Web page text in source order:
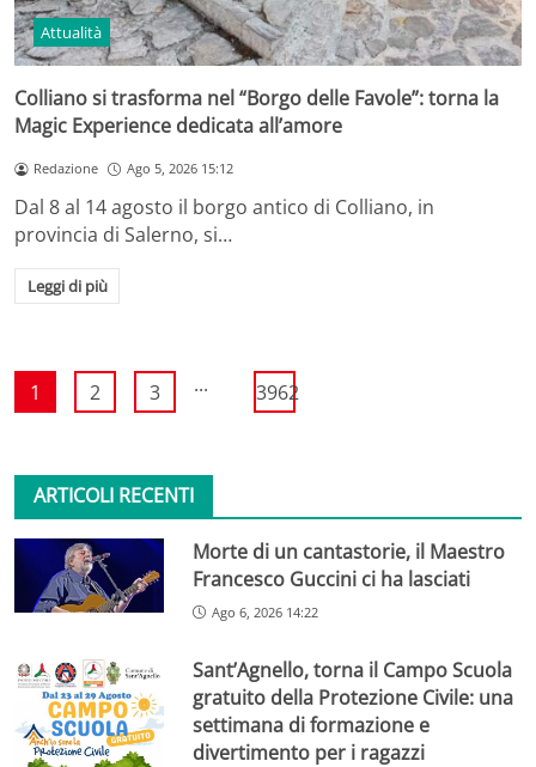
Attualità
Colliano si trasforma nel “Borgo delle Favole”: torna la
Magic Experience dedicata all’amore
Redazione Ago 5, 2026 15:12
Dal 8 al 14 agosto il borgo antico di Colliano, in
provincia di Salerno, si…
Leggi di più
1 2 3 ... 3962
ARTICOLI RECENTI
Morte di un cantastorie, il Maestro
Francesco Guccini ci ha lasciati
Ago 6, 2026 14:22
Sant’Agnello, torna il Campo Scuola
gratuito della Protezione Civile: una
settimana di formazione e
divertimento per i ragazzi